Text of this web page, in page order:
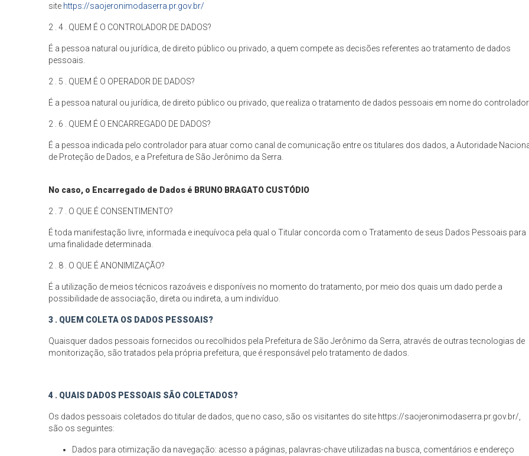
site https://saojeronimodaserra.pr.gov.br/
2 . 4 . QUEM É O CONTROLADOR DE DADOS?
É a pessoa natural ou jurídica, de direito público ou privado, a quem compete as decisões referentes ao tratamento de dados
pessoais.
2 . 5 . QUEM É O OPERADOR DE DADOS?
É a pessoa natural ou jurídica, de direito público ou privado, que realiza o tratamento de dados pessoais em nome do
2 . 6 . QUEM É O ENCARREGADO DE DADOS?
É a pessoa indicada pelo controlador para atuar como canal de comunicação entre os titulares dos dados, a Autoridade
de Proteção de Dados, e a Prefeitura de São Jerônimo da Serra.
No caso, o Encarregado de Dados é BRUNO BRAGATO CUSTÓDIO
2 . 7 . O QUE É CONSENTIMENTO?
É toda manifestação livre, informada e inequívoca pela qual o Titular concorda com o Tratamento de seus Dados Pessoais para
uma finalidade determinada.
2 . 8 . O QUE É ANONIMIZAÇÃO?
É a utilização de meios técnicos razoáveis e disponíveis no momento do tratamento, por meio dos quais um dado perde a
possibilidade de associação, direta ou indireta, a um indivíduo.
3 . QUEM COLETA OS DADOS PESSOAIS?
Quaisquer dados pessoais fornecidos ou recolhidos pela Prefeitura de São Jerônimo da Serra, através de outras tecnologias de
monitorização, são tratados pela própria prefeitura, que é responsável pelo tratamento de dados.
4 . QUAIS DADOS PESSOAIS SÃO COLETADOS?
Os dados pessoais coletados do titular de dados, que no caso, são os visitantes do site https://saojeronimodaserra.pr.gov.br/,
são os seguintes:
Dados para otimização da navegação: acesso a páginas, palavras-chave utilizadas na busca, comentários e endereço